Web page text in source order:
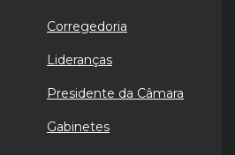
Corregedoria
Lideranças
Presidente da Câmara
Gabinetes